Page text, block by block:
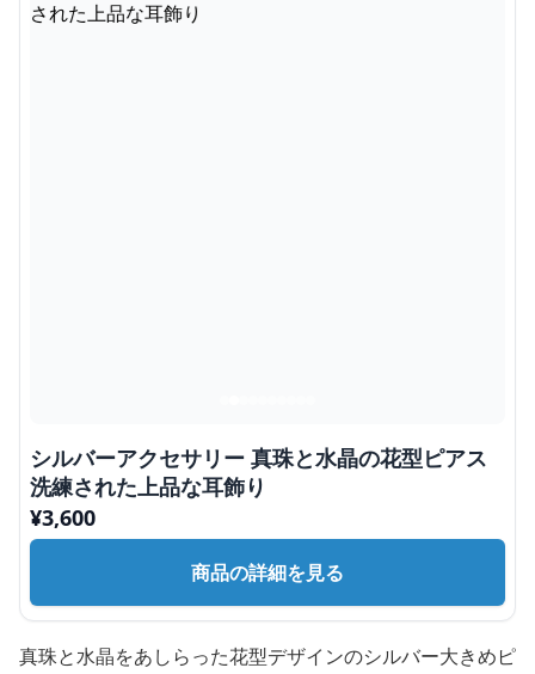
シルバーアクセサリー 真珠と水晶の花型ピアス
洗練された上品な耳飾り
¥3,600
商品の詳細を見る
真珠と水晶をあしらった花型デザインのシルバー大きめピ